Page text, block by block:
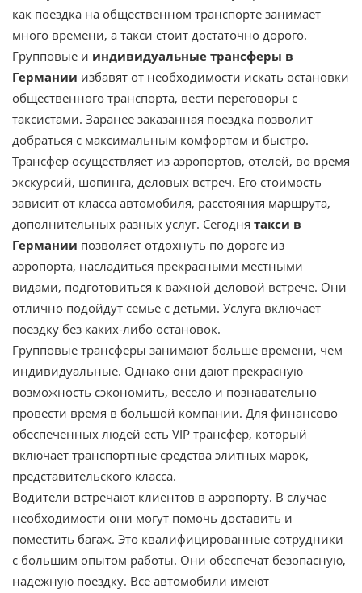
как поездка на общественном транспорте занимает
много времени, а такси стоит достаточно дорого.
Групповые и индивидуальные трансферы в
Германии избавят от необходимости искать остановки
общественного транспорта, вести переговоры с
таксистами. Заранее заказанная поездка позволит
добраться с максимальным комфортом и быстро.
Трансфер осуществляет из аэропортов, отелей, во время
экскурсий, шопинга, деловых встреч. Его стоимость
зависит от класса автомобиля, расстояния маршрута,
дополнительных разных услуг. Сегодня такси в
Германии позволяет отдохнуть по дороге из
аэропорта, насладиться прекрасными местными
видами, подготовиться к важной деловой встрече. Они
отлично подойдут семье с детьми. Услуга включает
поездку без каких-либо остановок.
Групповые трансферы занимают больше времени, чем
индивидуальные. Однако они дают прекрасную
возможность сэкономить, весело и познавательно
провести время в большой компании. Для финансово
обеспеченных людей есть VIP трансфер, который
включает транспортные средства элитных марок,
представительского класса.
Водители встречают клиентов в аэропорту. В случае
необходимости они могут помочь доставить и
поместить багаж. Это квалифицированные сотрудники
с большим опытом работы. Они обеспечат безопасную,
надежную поездку. Все автомобили имеют